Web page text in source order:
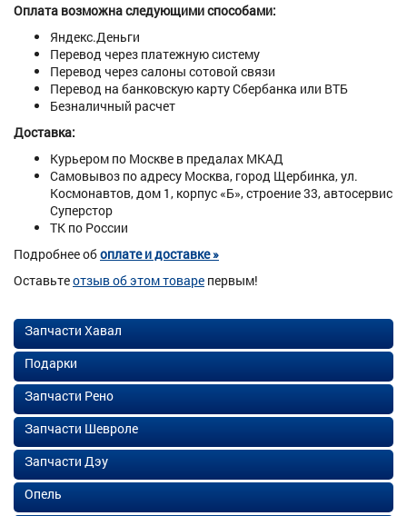
Оплата возможна следующими способами:
Яндекс.Деньги
Перевод через платежную систему
Перевод через салоны сотовой связи
Перевод на банковскую карту Сбербанка или ВТБ
Безналичный расчет
Доставка:
Курьером по Москве в предалах МКАД
Самовывоз по адресу Москва, город Щербинка, ул.
Космонавтов, дом 1, корпус «Б», строение 33, автосервис
Суперстор
ТК по России
Подробнее обоплате и доставке »
Оставьтеотзыв об этом товаре первым!
Запчасти Хавал
Подарки
Запчасти Рено
Запчасти Шевроле
Запчасти Дэу
Опель